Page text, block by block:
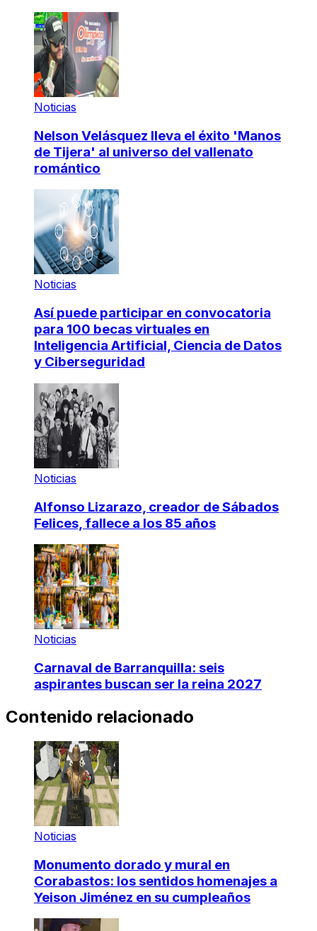
Noticias
Nelson Velásquez lleva el éxito 'Manos
de Tijera' al universo del vallenato
romántico
Noticias
Así puede participar en convocatoria
para 100 becas virtuales en
Inteligencia Artificial, Ciencia de Datos
y Ciberseguridad
Noticias
Alfonso Lizarazo, creador de Sábados
Felices, fallece a los 85 años
Noticias
Carnaval de Barranquilla: seis
aspirantes buscan ser la reina 2027
Contenido relacionado
Noticias
Monumento dorado y mural en
Corabastos: los sentidos homenajes a
Yeison Jiménez en su cumpleaños